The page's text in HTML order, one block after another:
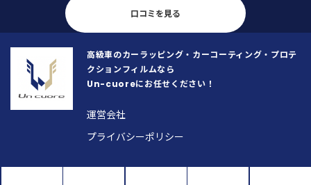
を正確に把握するために、本当に誠
実に話を聞いてくださいました。
間、不安な気持ちがスッと消えとて
も安心したと同時に、顧客の要望や
こだわりを真摯にヒアリングし正確
に把握することがいかに大切か、こ
の歳になって若い馬場さんから改め
て学ばせて頂いた次第です。 そし
口コミを見る
高級車のカーラッピング・カーコーティング・プロテ
クションフィルムなら
Un-cuoreにお任せください！
運営会社
プライバシーポリシー